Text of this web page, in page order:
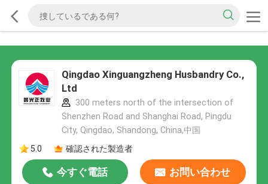
Qingdao Xinguangzheng Husbandry Co.,
Ltd
300 meters north of the intersection of
Shenzhen Road and Shanghai Road, Pingdu
City, Qingdao, Shandong, China,中国
5.0
確認された製造者
今すぐ電話 お問い合わせ